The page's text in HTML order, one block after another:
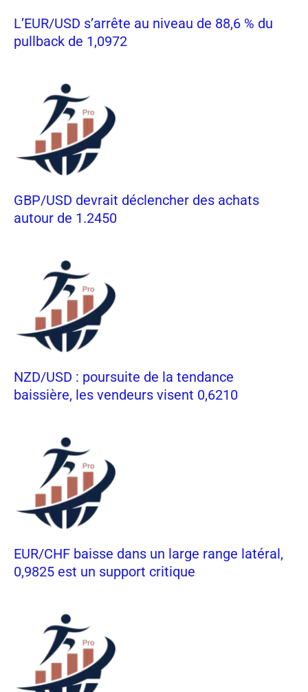
L’EUR/USD s’arrête au niveau de 88,6 % du
pullback de 1,0972
GBP/USD devrait déclencher des achats
autour de 1.2450
NZD/USD : poursuite de la tendance
baissière, les vendeurs visent 0,6210
EUR/CHF baisse dans un large range latéral,
0,9825 est un support critique